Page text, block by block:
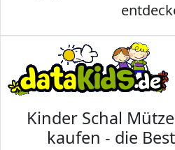
Kinder Schal
kaufen - die